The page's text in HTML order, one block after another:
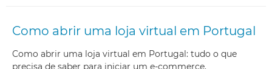
Como abrir uma loja virtual em Portugal
Como abrir uma loja virtual em Portugal: tudo o que